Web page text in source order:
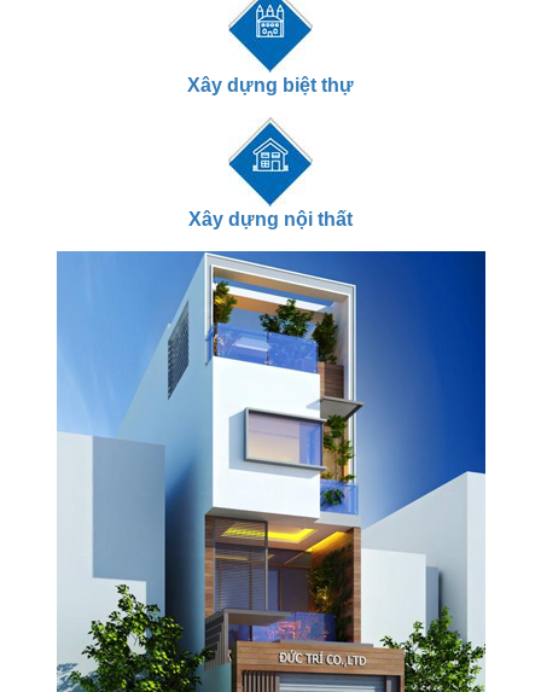
Xây dựng biệt thự
Xây dựng nội thất